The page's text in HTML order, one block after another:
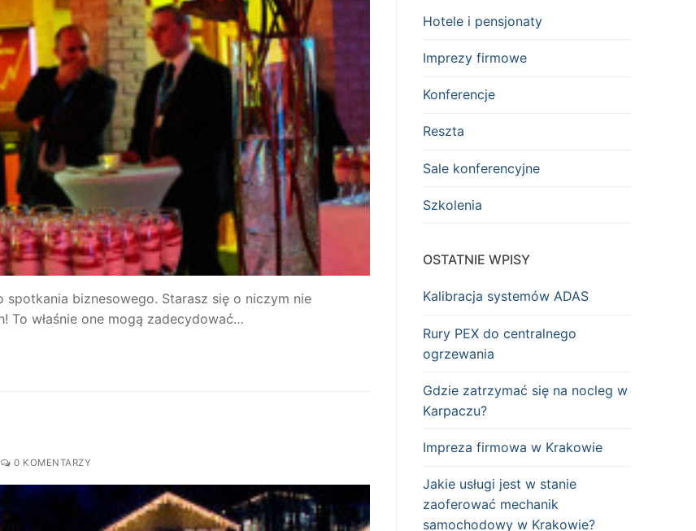
biznesowego. Starasz się o niczym nie
To właśnie one mogą zadecydować…
0 KOMENTARZY
Hotele i pensjonaty
Imprezy firmowe
Konferencje
Reszta
Sale konferencyjne
Szkolenia
OSTATNIE WPISY
Kalibracja systemów ADAS
Rury PEX do centralnego
ogrzewania
Gdzie zatrzymać się na nocleg w
Karpaczu?
Impreza firmowa w Krakowie
Jakie usługi jest w stanie
zaoferować mechanik
samochodowy w Krakowie?